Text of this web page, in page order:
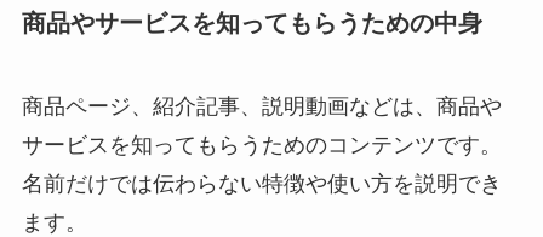
商品やサービスを知ってもらうための中身
商品ページ、紹介記事、説明動画などは、商品や
サービスを知ってもらうためのコンテンツです。
名前だけでは伝わらない特徴や使い方を説明でき
ます。